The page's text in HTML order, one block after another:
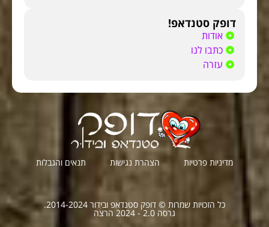
דופק סטנדאפ!
אודות
כתבו לנו
עזרה
מדיניות פרטיות הצהרת נגישות תנאים והגבלות
כל הזכויות שמרות © דופק סטנדאפ ובידור 2014-2024.
גרסה 2.0 - 2024 הרצה